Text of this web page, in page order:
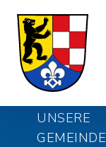
UNSERE
GEMEINDE